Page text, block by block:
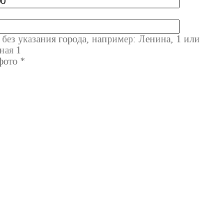
без указания города, например: Ленина, 1 или
1
*